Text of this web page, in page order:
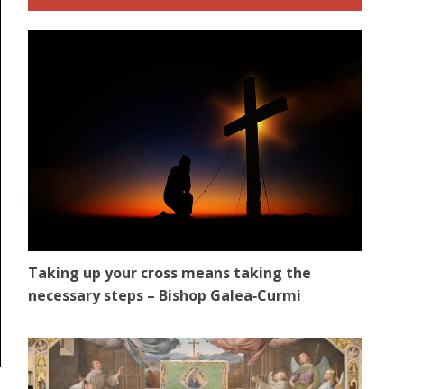
Taking up your cross means taking the
necessary steps – Bishop Galea‑Curmi